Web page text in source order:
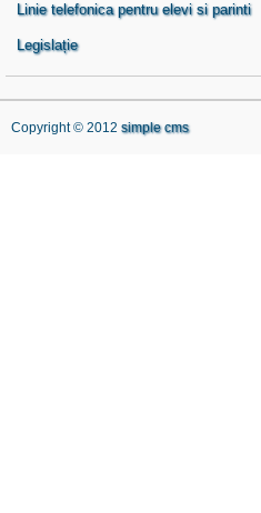
Linie telefonica pentru elevi si parinti
Legislație
Copyright © 2012 simple cms